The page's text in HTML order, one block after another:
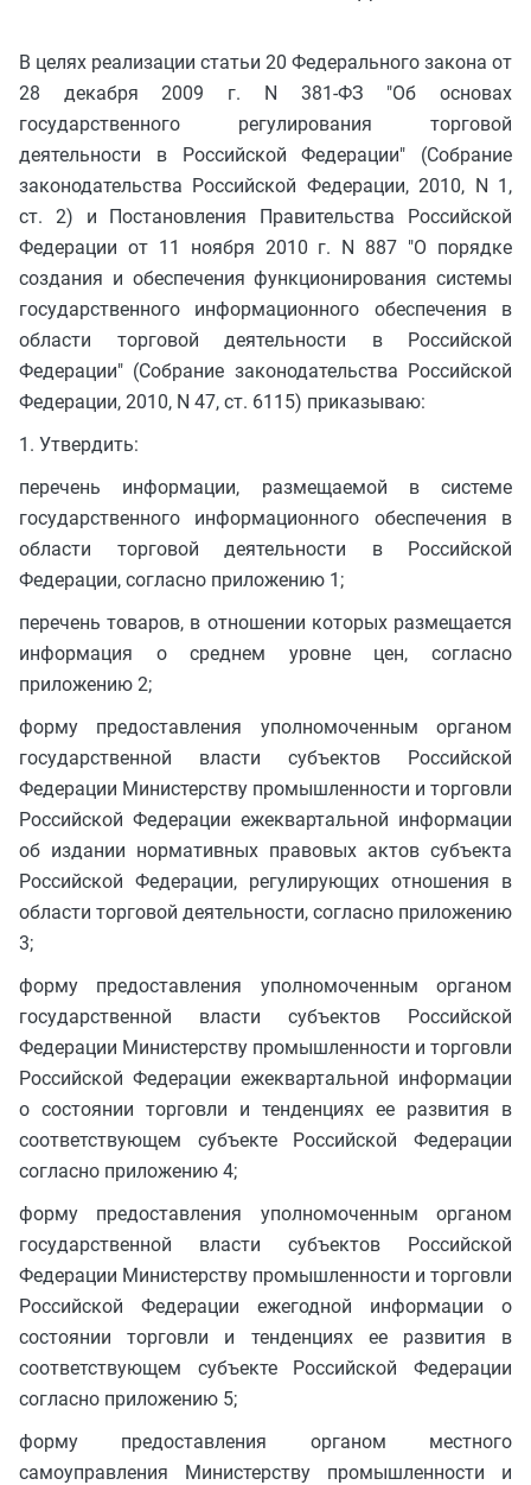
В целях реализации статьи 20 Федерального закона от
28 декабря 2009 г. N 381-ФЗ "Об основах
государственного регулирования торговой
деятельности в Российской Федерации" (Собрание
законодательства Российской Федерации, 2010, N 1,
ст. 2) и Постановления Правительства Российской
Федерации от 11 ноября 2010 г. N 887 "О порядке
создания и обеспечения функционирования системы
государственного информационного обеспечения в
области торговой деятельности в Российской
Федерации" (Собрание законодательства Российской
Федерации, 2010, N 47, ст. 6115) приказываю:
1. Утвердить:
перечень информации, размещаемой в системе
государственного информационного обеспечения в
области торговой деятельности в Российской
Федерации, согласно приложению 1;
перечень товаров, в отношении которых размещается
информация о среднем уровне цен, согласно
приложению 2;
форму предоставления уполномоченным органом
государственной власти субъектов Российской
Федерации Министерству промышленности и торговли
Российской Федерации ежеквартальной информации
об издании нормативных правовых актов субъекта
Российской Федерации, регулирующих отношения в
области торговой деятельности, согласно приложению
3;
форму предоставления уполномоченным органом
государственной власти субъектов Российской
Федерации Министерству промышленности и торговли
Российской Федерации ежеквартальной информации
о состоянии торговли и тенденциях ее развития в
соответствующем субъекте Российской Федерации
согласно приложению 4;
форму предоставления уполномоченным органом
государственной власти субъектов Российской
Федерации Министерству промышленности и торговли
Российской Федерации ежегодной информации о
состоянии торговли и тенденциях ее развития в
соответствующем субъекте Российской Федерации
согласно приложению 5;
форму предоставления органом местного
самоуправления Министерству промышленности и